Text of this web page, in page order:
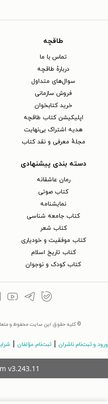
طاقچه
تماس با ما
دربارهٔ طاقچه
سوال‌های متداول
فروش سازمانی
خرید کتابخوان
اپلیکیشن کتاب طاقچه
هدیه اشتراک بی‌نهایت
مجلهٔ معرفی و نقد کتاب
دسته بندی پیشنهادی
رمان عاشقانه
کتاب‌ صوتی
نمایشنامه
کتاب جامعه شناسی
کتاب شعر
کتاب موفقیت و خودیاری
کتاب تاریخ اسلام
کتاب کودک و نوجوان
© کلیه حقوق این سایت محفوظ و
ورود و ثبت‌نام ناشران ثبت‌نام مؤلفان
v3.243.11